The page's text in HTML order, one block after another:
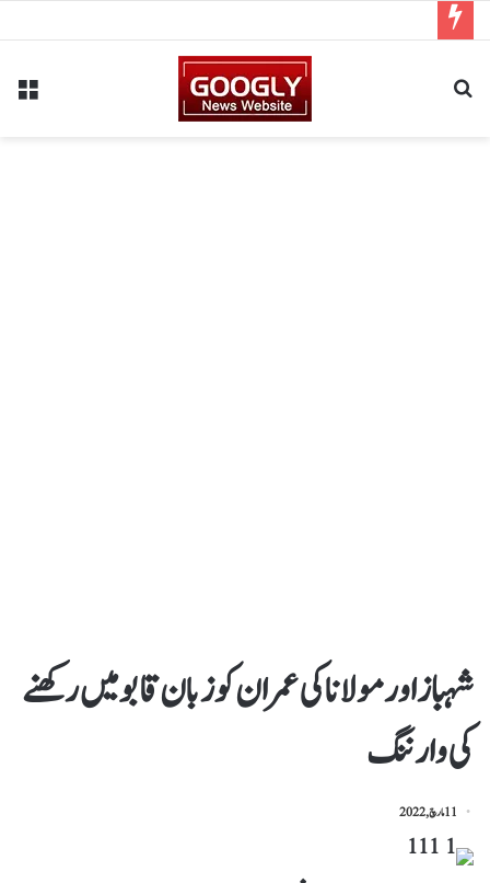
شہباز اورمولانا کی عمران کو زبان قابو میں رکھنے
کی وارننگ
11 مارچ, 2022